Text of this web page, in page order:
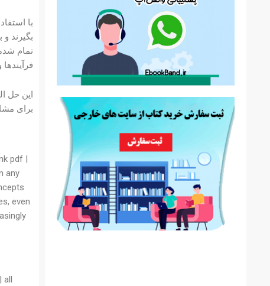
با
بگیرند و
تمام
برای
pdf |
any
even
all